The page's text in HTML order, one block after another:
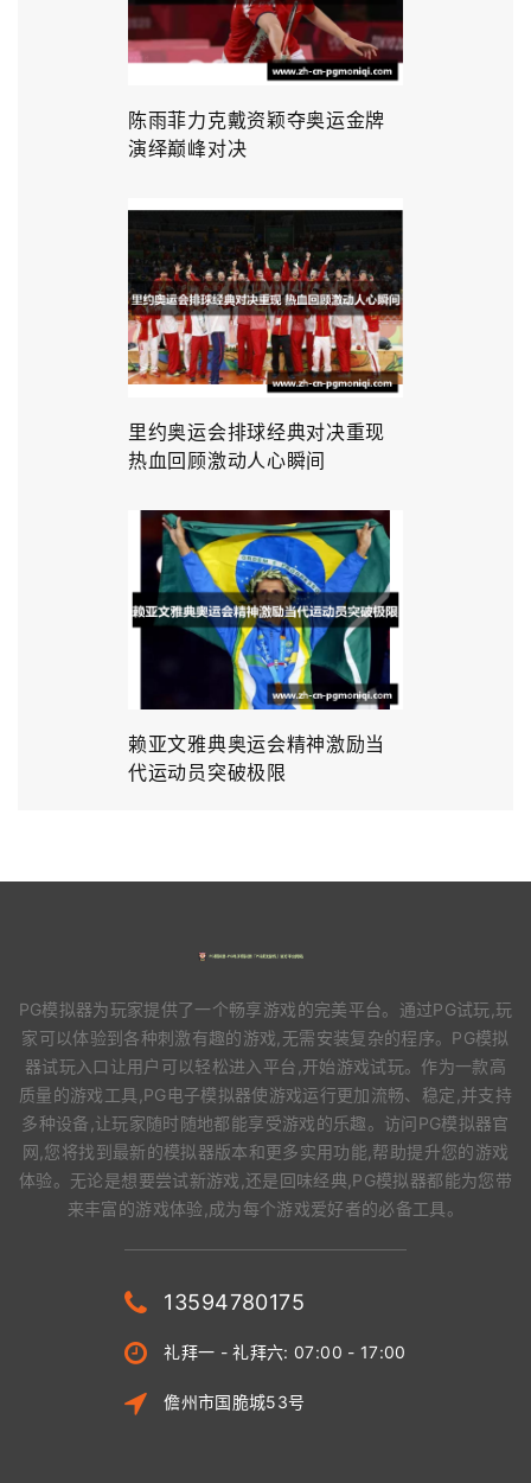
陈雨菲力克戴资颖夺奥运金牌
演绎巅峰对决
里约奥运会排球经典对决重现
热血回顾激动人心瞬间
赖亚文雅典奥运会精神激励当
代运动员突破极限
PG模拟器为玩家提供了一个畅享游戏的完美平台。通过PG试玩,玩
家可以体验到各种刺激有趣的游戏,无需安装复杂的程序。PG模拟
器试玩入口让用户可以轻松进入平台,开始游戏试玩。作为一款高
质量的游戏工具,PG电子模拟器使游戏运行更加流畅、稳定,并支持
多种设备,让玩家随时随地都能享受游戏的乐趣。访问PG模拟器官
网,您将找到最新的模拟器版本和更多实用功能,帮助提升您的游戏
体验。无论是想要尝试新游戏,还是回味经典,PG模拟器都能为您带
来丰富的游戏体验,成为每个游戏爱好者的必备工具。
13594780175
礼拜一 - 礼拜六: 07:00 - 17:00
儋州市国脆城53号